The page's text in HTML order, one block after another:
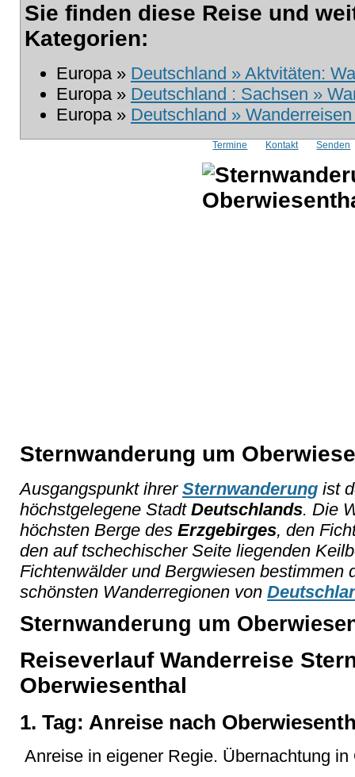
Sie finden diese Reise und
Kategorien:
Europa » Deutschland » Aktvitäten:
Europa » Deutschland : Sachsen »
Europa » Deutschland »
Termine Kontakt Senden
Sternwanderung um
Ausgangspunkt ihrer Sternwanderung ist
höchstgelegene Stadt Deutschlands. Die
höchsten Berge des Erzgebirges, den
den auf tschechischer Seite liegenden
Fichtenwälder und Bergwiesen bestimmen
schönsten Wanderregionen von
Sternwanderung um
Reiseverlauf Wanderreise
Oberwiesenthal
1. Tag: Anreise nach
Anreise in eigener Regie. Übernachtung